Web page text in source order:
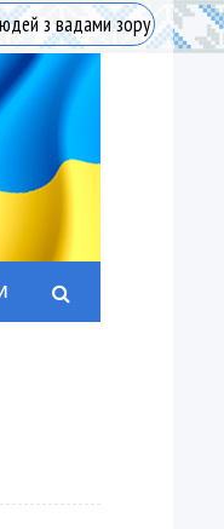
з вадами зору